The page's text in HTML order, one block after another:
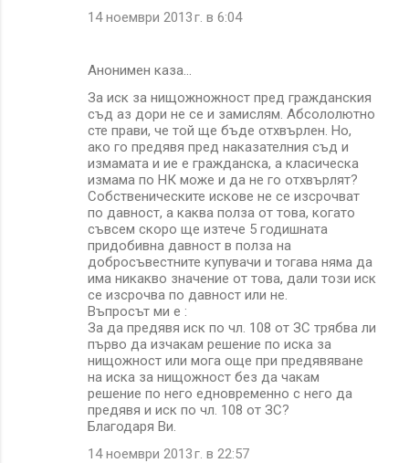
14 ноември 2013 г. в 6:04
Анонимен каза…
За иск за нищожножност пред гражданския
съд аз дори не се и замислям. Абсололютно
сте прави, че той ще бъде отхвърлен. Но,
ако го предявя пред наказателния съд и
измамата и ие е гражданска, а класическа
измама по НК може и да не го отхвърлят?
Собственическите искове не се изсрочват
по давност, а каква полза от това, когато
съвсем скоро ще изтече 5 годишната
придобивна давност в полза на
добросъвестните купувачи и тогава няма да
има никакво значение от това, дали този иск
се изсрочва по давност или не.
Въпросът ми е :
За да предявя иск по чл. 108 от ЗС трябва ли
първо да изчакам решение по иска за
нищожност или мога още при предявяване
на иска за нищожност без да чакам
решение по него едновременно с него да
предявя и иск по чл. 108 от ЗС?
Благодаря Ви.
14 ноември 2013 г. в 22:57